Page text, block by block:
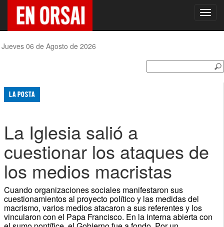
Jueves 06 de Agosto de 2026
LA POSTA
La Iglesia salió a
cuestionar los ataques de
los medios macristas
Cuando organizaciones sociales manifestaron sus
cuestionamientos al proyecto político y las medidas del
macrismo, varios medios atacaron a sus referentes y los
vincularon con el Papa Francisco. En la interna abierta con